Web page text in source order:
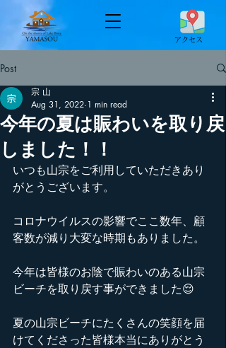
​アクセス
Post
今年の夏は賑わいを取り戻
しました！！
宗 山
Aug 31, 2022 1 min read
いつも山宗をご利用していただきあり
がとうございます。
コロナウイルスの影響でここ数年、顧
客数が減り大変な時期もありました。
今年は皆様のお陰で賑わいのある山宗
ビーチを取り戻す事ができました😌
夏の山宗ビーチにたくさんの笑顔を届
けてくださった皆様本当にありがとう